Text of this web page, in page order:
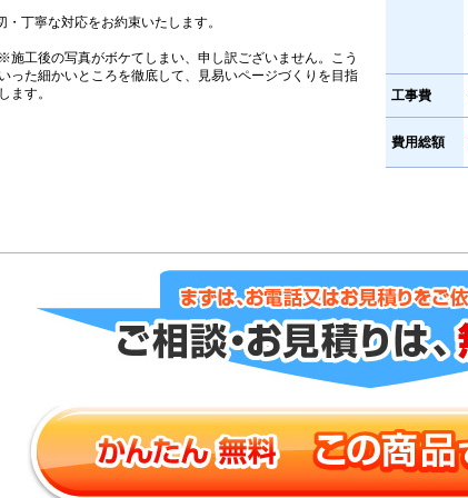
・丁寧な対応をお約束いたします。
施工後の写真がボケてしまい、申し訳ございません。こう
った細かいところを徹底して、見易いページづくりを目指
ます。
工事費
費用総額